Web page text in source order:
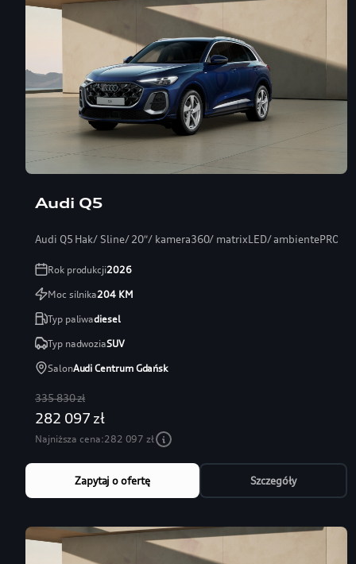
Audi Q5
Audi Q5 Hak/ Sline/ 20″/ kamera360/ matrixLED/ ambientePRO/
Rok produkcji2026
Moc silnika204KM
Typ paliwadiesel
Typ nadwoziaSUV
SalonAudi Centrum Gdańsk
335 830 zł
282 097 zł
Najniższa cena:282 097 zł
Zapytaj o ofertę Szczegóły